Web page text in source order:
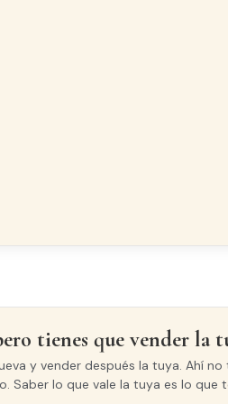
tienes que vender la
y vender después la tuya. Ahí
Saber lo que vale la tuya es lo